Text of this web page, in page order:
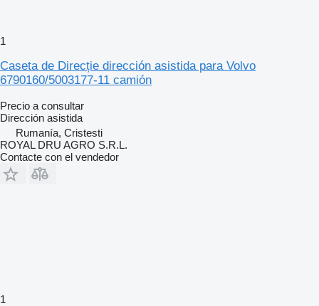
1
Caseta de Direcție dirección asistida para Volvo
6790160/5003177-11 camión
Precio a consultar
Dirección asistida
Rumanía, Cristesti
ROYAL DRU AGRO S.R.L.
Contacte con el vendedor
1